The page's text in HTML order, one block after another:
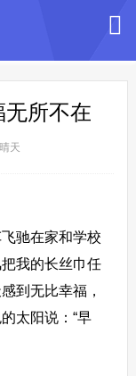
所不在
晴天
驰在家和学校
我的长丝巾任
到无比幸福，
太阳说：“早